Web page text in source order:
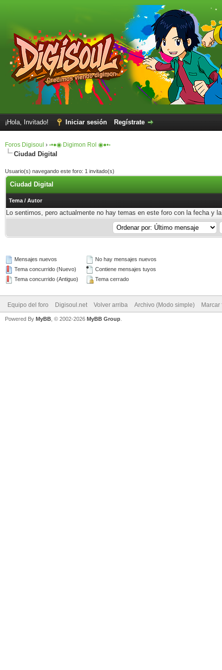
¡Hola, Invitado! Iniciar sesión Regístrate
Foros Digisoul › ◦•●◉ Digimon Rol ◉●•◦
Ciudad Digital
Usuario(s) navegando este foro: 1 invitado(s)
Ciudad Digital
Tema / Autor
Lo sentimos, pero actualmente no hay temas en este foro con la fecha y
Mensajes nuevos
Tema concurrido (Nuevo)
Tema concurrido (Antiguo)
No hay mensajes nuevos
Contiene mensajes tuyos
Tema cerrado
Equipo del foro Digisoul.net Volver arriba Archivo (Modo simple)
Powered By MyBB , © 2002-2026 MyBB Group